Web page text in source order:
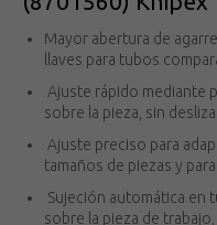
Mayor abertura de
llaves para tubos
Ajuste rápido mediante
sobre la pieza, sin
Ajuste preciso para
tamaños de piezas y
Sujeción automática en
sobre la pieza de